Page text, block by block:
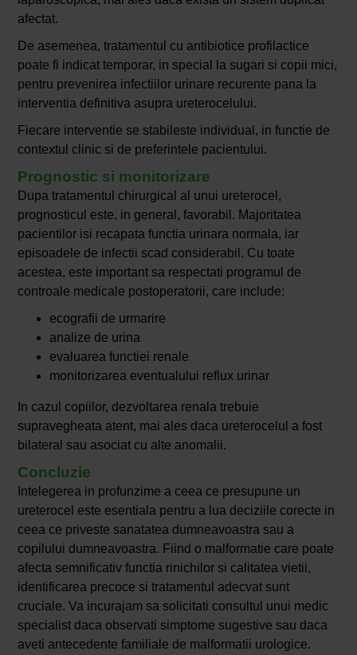
afectat.
De asemenea, tratamentul cu antibiotice profilactice
poate fi indicat temporar, in special la sugari si copii mici,
pentru prevenirea infectiilor urinare recurente pana la
interventia definitiva asupra ureterocelului.
Fiecare interventie se stabileste individual, in functie de
contextul clinic si de preferintele pacientului.
Prognostic si monitorizare
Dupa tratamentul chirurgical al unui ureterocel,
prognosticul este, in general, favorabil. Majoritatea
pacientilor isi recapata functia urinara normala, iar
episoadele de infectii scad considerabil. Cu toate
acestea, este important sa respectati programul de
controale medicale postoperatorii, care include:
ecografii de urmarire
analize de urina
evaluarea functiei renale
monitorizarea eventualului reflux urinar
In cazul copiilor, dezvoltarea renala trebuie
supravegheata atent, mai ales daca ureterocelul a fost
bilateral sau asociat cu alte anomalii.
Concluzie
Intelegerea in profunzime a ceea ce presupune un
ureterocel este esentiala pentru a lua deciziile corecte in
ceea ce priveste sanatatea dumneavoastra sau a
copilului dumneavoastra. Fiind o malformatie care poate
afecta semnificativ functia rinichilor si calitatea vietii,
identificarea precoce si tratamentul adecvat sunt
cruciale. Va incurajam sa solicitati consultul unui medic
specialist daca observati simptome sugestive sau daca
aveti antecedente familiale de malformatii urologice.